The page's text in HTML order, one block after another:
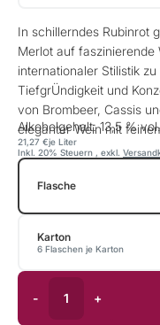
In schillerndes Rubinrot
Merlot auf faszinierende
internationaler Stilistik
TiefgrÜndigkeit und
von Brombeer, Cassis
eleganter Wein mit
Alkoholgehalt: 13,5 %
je Liter
21,27 €
Inkl. 20% Steuern , exkl.
Flasche
Karton
6 Flaschen je Karton
- +